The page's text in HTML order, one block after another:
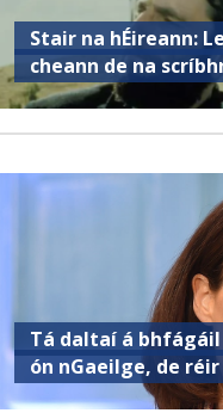
Stair na hÉireann:
cheann de na
Tá daltaí á
ón nGaeilge, de